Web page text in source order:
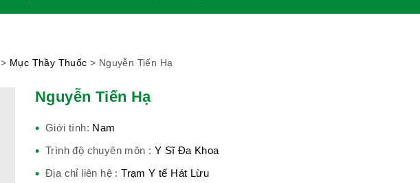
> Mục Thầy Thuốc > Nguyễn Tiến Hạ
Nguyễn Tiến Hạ
Giới tính: Nam
Trình độ chuyên môn : Y Sĩ Đa Khoa
Địa chỉ liên hệ :Trạm Y tế Hát Lừu